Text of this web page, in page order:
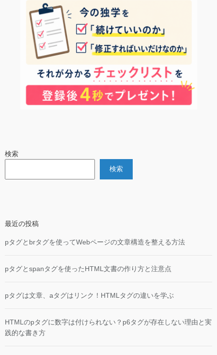
検索
検索
最近の投稿
pタグとbrタグを使ってWebページの文章構造を整える方法
pタグとspanタグを使ったHTML文書の作り方と注意点
pタグは文章、aタグはリンク！HTMLタグの違いを学ぶ
HTMLのpタグに数字は付けられない？p6タグが存在しない理由と実
践的な書き方